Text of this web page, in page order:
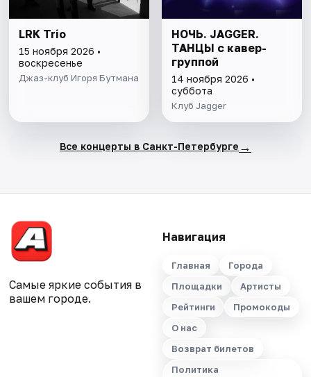
LRK Trio
15 ноября 2026 •
воскресенье
Джаз-клуб Игоря Бутмана
НОЧЬ. JAGGER.
ТАНЦЫ с кавер-
группой
14 ноября 2026 •
суббота
Клуб Jagger
Все концерты в Санкт-Петербурге →
Самые яркие события в
вашем городе.
Навигация
Главная
Города
Площадки
Артисты
Рейтинги
Промокоды
О нас
Возврат билетов
Политика